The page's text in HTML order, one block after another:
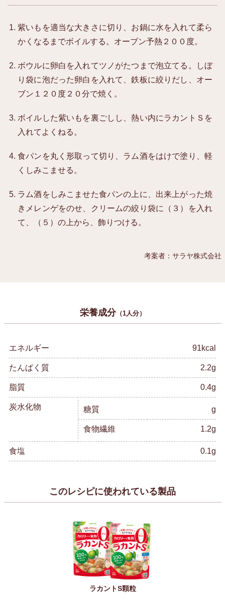
紫いもを適当な大きさに切り、お鍋に水を入れて柔ら
かくなるまでボイルする。オーブン予熱２００度。
ボウルに卵白を入れてツノがたつまで泡立てる。しぼ
り袋に泡だった卵白を入れて、鉄板に絞りだし、オー
ブン１２０度２０分で焼く。
ボイルした紫いもを裏ごしし、熱い内にラカントＳを
入れてよくねる。
食パンを丸く形取って切り、ラム酒をはけで塗り、軽
くしみこませる。
ラム酒をしみこませた食パンの上に、出来上がった焼
きメレンゲをのせ、クリームの絞り袋に（３）を入れ
て、（５）の上から、飾りつける。
考案者：サラヤ株式会社
栄養成分（1人分）
エネルギー 91kcal
たんぱく質 2.2g
脂質 0.4g
炭水化物 糖質 g
食物繊維 1.2g
食塩 0.1g
このレシピに使われている製品
ラカントS顆粒